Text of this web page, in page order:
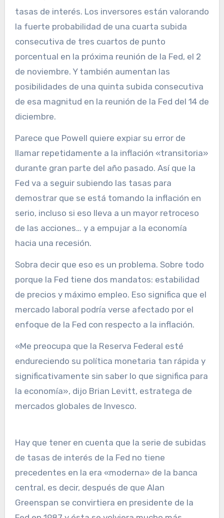
tasas de interés. Los inversores están valorando
la fuerte probabilidad de una cuarta subida
consecutiva de tres cuartos de punto
porcentual en la próxima reunión de la Fed, el 2
de noviembre. Y también aumentan las
posibilidades de una quinta subida consecutiva
de esa magnitud en la reunión de la Fed del 14 de
diciembre.
Parece que Powell quiere expiar su error de
llamar repetidamente a la inflación «transitoria»
durante gran parte del año pasado. Así que la
Fed va a seguir subiendo las tasas para
demostrar que se está tomando la inflación en
serio, incluso si eso lleva a un mayor retroceso
de las acciones… y a empujar a la economía
hacia una recesión.
Sobra decir que eso es un problema. Sobre todo
porque la Fed tiene dos mandatos: estabilidad
de precios y máximo empleo. Eso significa que el
mercado laboral podría verse afectado por el
enfoque de la Fed con respecto a la inflación.
«Me preocupa que la Reserva Federal esté
endureciendo su política monetaria tan rápida y
significativamente sin saber lo que significa para
la economía», dijo Brian Levitt, estratega de
mercados globales de Invesco.
Hay que tener en cuenta que la serie de subidas
de tasas de interés de la Fed no tiene
precedentes en la era «moderna» de la banca
central, es decir, después de que Alan
Greenspan se convirtiera en presidente de la